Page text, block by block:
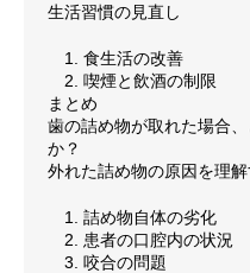
生活習慣の見直し
1. 食生活の改善
2. 喫煙と飲酒の制限
まとめ
歯の詰め物が取れた場合
か？
外れた詰め物の原因を理
1. 詰め物自体の劣化
2. 患者の口腔内の状況
3. 咬合の問題